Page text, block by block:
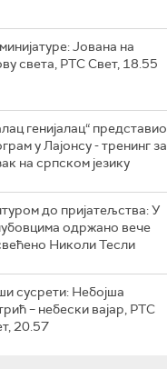
Јована на
света, РТС Свет, 18.55
генијалац“ представио
у Лајонсу - тренинг за
на српском језику
до пријатељства: У
одржано вече
Николи Тесли
сусрети: Небојша
– небески вајар, РТС
20.57